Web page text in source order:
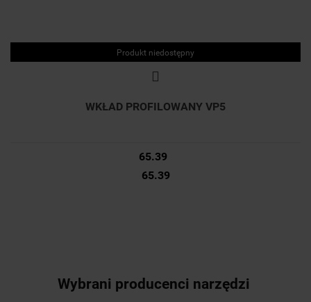
Produkt niedostępny
WKŁAD PROFILOWANY VP5
65.39
65.39
Wybrani producenci narzędzi